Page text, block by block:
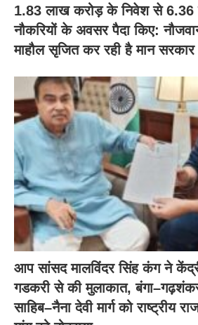
1.83 लाख करोड़ के निवेश से 6.36
नौकरियों के अवसर पैदा किए:
माहौल सृजित कर रही है मान
आप सांसद मालविंदर सिंह कंग ने
गडकरी से की मुलाकात,
साहिब–नैना देवी मार्ग को राष्ट्रीय